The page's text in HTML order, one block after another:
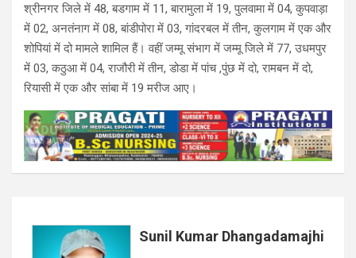
श्रीनगर जिले में 48, बडगाम में 11, बारामुला में 19, पुलवामा में 04, कुपवाड़ा
में 02, अनतंनाग में 08, बांडीपोरा में 03, गांदरबल में तीन, कुलगाम में एक और
शोपियां में दो मामले शामिल हैं। वहीं जम्मू संभाग में जम्मू जिले में 77, उधमपुर
में 03, कठुआ में 04, राजौरी में तीन, डोडा में पांच ,पुंछ में दो, रामबन में दो,
रियासी में एक और सांबा में 19 मरीज आए।
Sunil Kumar Dhangadamajhi